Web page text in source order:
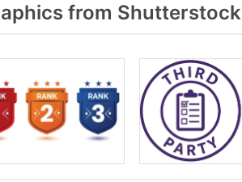
from Shutterstock